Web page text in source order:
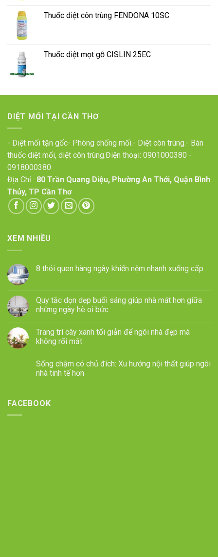
Thuốc diệt côn trùng FENDONA 10SC
Thuốc diệt mọt gỗ CISLIN 25EC
DIỆT MỐI TẠI CẦN THƠ
- Diệt mối tận gốc- Phòng chống mối.- Diệt côn trùng.- Bán
thuốc diệt mối, diệt côn trùng.Điện thoại: 0901000380 -
0918000380
Địa Chỉ : 80 Trần Quang Diệu, Phường An Thới, Quận Bình
Thủy, TP Cần Thơ
XEM NHIỀU
8 thói quen hàng ngày khiến nệm nhanh xuống cấp
Quy tắc dọn dẹp buổi sáng giúp nhà mát hơn giữa
những ngày hè oi bức
Trang trí cây xanh tối giản để ngôi nhà đẹp mà
không rối mắt
Sống chậm có chủ đích: Xu hướng nội thất giúp ngôi
nhà tinh tế hơn
FACEBOOK